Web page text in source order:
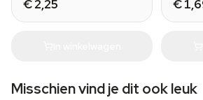
€ 2,25 €
Misschien vind je dit ook leuk